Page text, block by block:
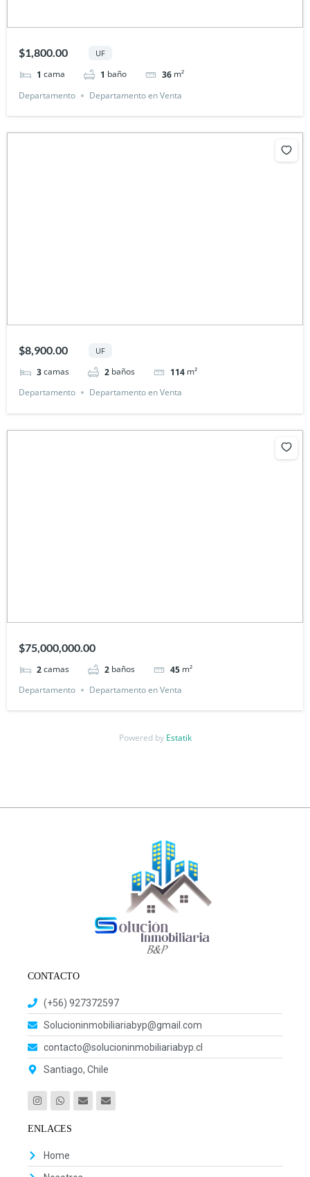
$1,800.00 UF
1 cama 1 baño 36 m²
Departamento
Departamento en Venta
$8,900.00 UF
3camas 2 baños 114 m²
Departamento
Departamento en Venta
$75,000,000.00
2camas 2 baños 45 m²
Departamento
Departamento en Venta
Powered by Estatik
CONTACTO
(+56) 927372597
Solucioninmobiliariabyp@gmail.com
contacto@solucioninmobiliariabyp.cl
Santiago, Chile
ENLACES
Home